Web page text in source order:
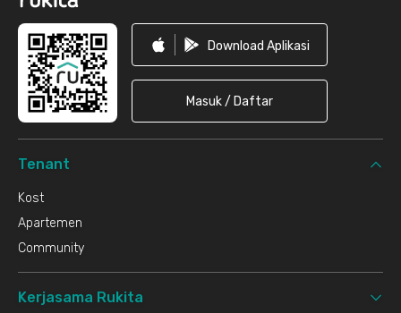
Download Aplikasi
Masuk / Daftar
Tenant
Kost
Apartemen
Community
Kerjasama Rukita